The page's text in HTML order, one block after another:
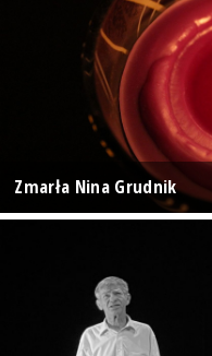
Zmarła Nina Grudnik